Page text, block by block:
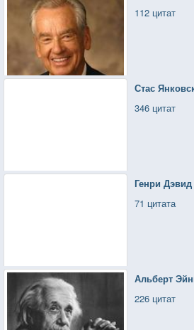
112 цитат
Стас
346 цитат
Генри
71 цитата
Альберт
226 цитат